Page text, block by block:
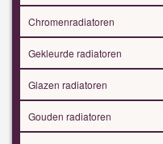
Chromenradiatoren
Gekleurde radiatoren
Glazen radiatoren
Gouden radiatoren